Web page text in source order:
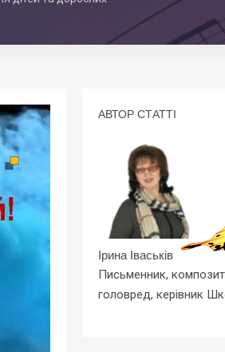
АВТОР СТАТТІ
Ірина Іваськів
Письменник,
головред, керівник